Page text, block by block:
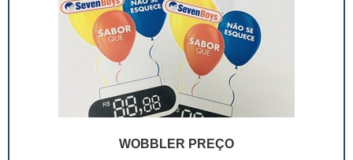
WOBBLER PREÇO